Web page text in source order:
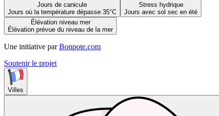
Jours de canicule
Jours où la température dépasse 35°C
Stress hydrique
Jours avec sol sec en été
Élévation niveau mer
Élévation prévue du niveau de la mer
Une initiative par Bonpote.com
Soutenir le projet
Villes